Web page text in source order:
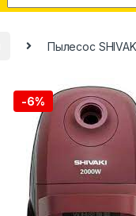
Пылесос
-6%